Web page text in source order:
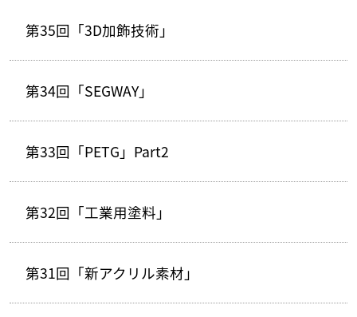
第35回「3D加飾技術」
第34回「SEGWAY」
第33回「PETG」Part2
第32回「工業用塗料」
第31回「新アクリル素材」